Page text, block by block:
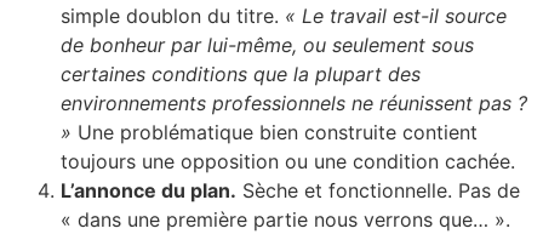
simple doublon du titre. « Le travail est-il source
de bonheur par lui-même, ou seulement sous
certaines conditions que la plupart des
environnements professionnels ne réunissent pas ?
» Une problématique bien construite contient
toujours une opposition ou une condition cachée.
L’annonce du plan. Sèche et fonctionnelle. Pas de
« dans une première partie nous verrons que… ».